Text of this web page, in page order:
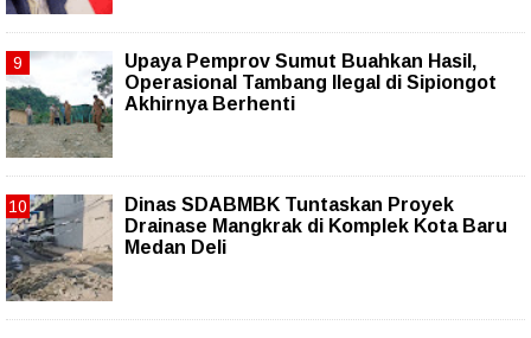
Upaya Pemprov Sumut Buahkan Hasil,
Operasional Tambang Ilegal di Sipiongot
Akhirnya Berhenti
Dinas SDABMBK Tuntaskan Proyek
Drainase Mangkrak di Komplek Kota Baru
Medan Deli